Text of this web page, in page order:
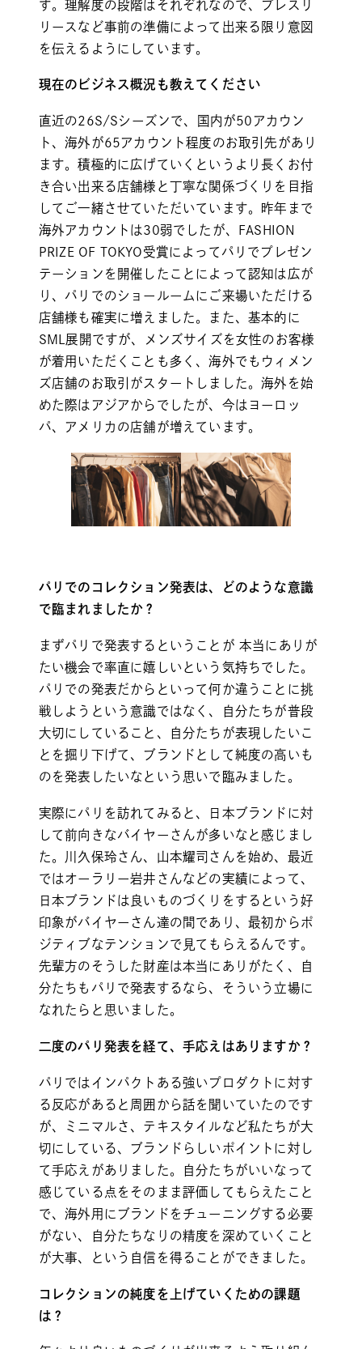
す。理解度の段階はそれぞれなので、プレスリ
リースなど事前の準備によって出来る限り意図
を伝えるようにしています。
現在のビジネス概況も教えてください
直近の26S/Sシーズンで、国内が50アカウン
ト、海外が65アカウント程度のお取引先があり
ます。積極的に広げていくというより長くお付
き合い出来る店舗様と丁寧な関係づくりを目指
してご一緒させていただいています。昨年まで
海外アカウントは30弱でしたが、FASHION
PRIZE OF TOKYO受賞によってパリでプレゼン
テーションを開催したことによって認知は広が
り、パリでのショールームにご来場いただける
店舗様も確実に増えました。また、基本的に
SML展開ですが、メンズサイズを女性のお客様
が着用いただくことも多く、海外でもウィメン
ズ店舗のお取引がスタートしました。海外を始
めた際はアジアからでしたが、今はヨーロッ
パ、アメリカの店舗が増えています。
パリでのコレクション発表は、どのような意識
で臨まれましたか？
まずパリで発表するということが 本当にありが
たい機会で率直に嬉しいという気持ちでした。
パリでの発表だからといって何か違うことに挑
戦しようという意識ではなく、自分たちが普段
大切にしていること、自分たちが表現したいこ
とを掘り下げて、ブランドとして純度の高いも
のを発表したいなという思いで臨みました。
実際にパリを訪れてみると、日本ブランドに対
して前向きなバイヤーさんが多いなと感じまし
た。川久保玲さん、山本耀司さんを始め、最近
ではオーラリー岩井さんなどの実績によって、
日本ブランドは良いものづくりをするという好
印象がバイヤーさん達の間であり、最初からポ
ジティブなテンションで見てもらえるんです。
先輩方のそうした財産は本当にありがたく、自
分たちもパリで発表するなら、そういう立場に
なれたらと思いました。
二度のパリ発表を経て、手応えはありますか？
パリではインパクトある強いプロダクトに対す
る反応があると周囲から話を聞いていたのです
が、ミニマルさ、テキスタイルなど私たちが大
切にしている、ブランドらしいポイントに対し
て手応えがありました。自分たちがいいなって
感じている点をそのまま評価してもらえたこと
で、海外用にブランドをチューニングする必要
がない、自分たちなりの精度を深めていくこと
が大事、という自信を得ることができました。
コレクションの純度を上げていくための課題
は？